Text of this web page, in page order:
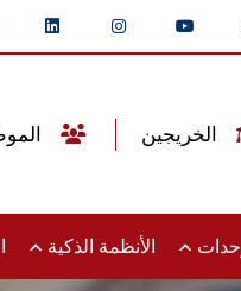
الأنظمة الذكية